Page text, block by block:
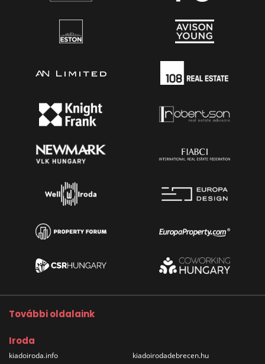
További oldalaink
Iroda
kiadoiroda.info
kiadoirodadebrecen.hu